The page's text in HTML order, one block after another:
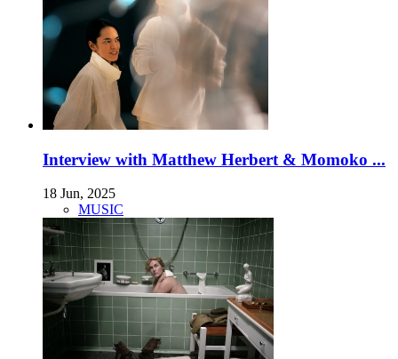
Interview with Matthew Herbert & Momoko ...
18 Jun, 2025
MUSIC